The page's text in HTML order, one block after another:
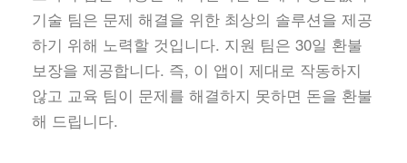
기술 팀은 문제 해결을 위한 최상의 솔루션을 제공
하기 위해 노력할 것입니다. 지원 팀은 30일 환불
보장을 제공합니다. 즉, 이 앱이 제대로 작동하지
않고 교육 팀이 문제를 해결하지 못하면 돈을 환불
해 드립니다.